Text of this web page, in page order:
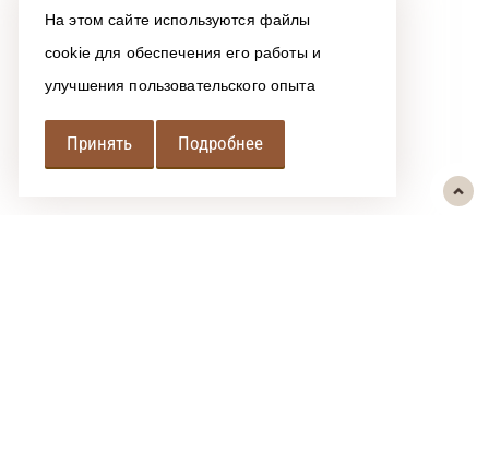
На этом сайте используются файлы
cookie для обеспечения его работы и
улучшения пользовательского опыта
Принять Подробнее